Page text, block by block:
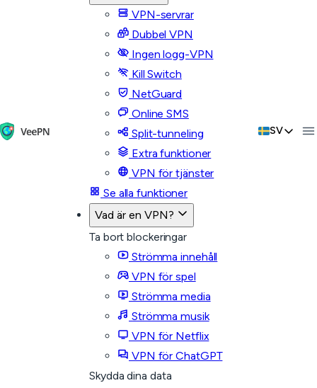
VPN-servrar
Dubbel VPN
Ingen logg-VPN
Kill Switch
NetGuard
Online SMS
Split-tunneling
Extra funktioner
VPN för tjänster
Se alla funktioner
Vad är en VPN?
Ta bort blockeringar
Strömma innehåll
VPN för spel
Strömma media
Strömma musik
VPN för Netflix
VPN för ChatGPT
Skydda dina data
SV